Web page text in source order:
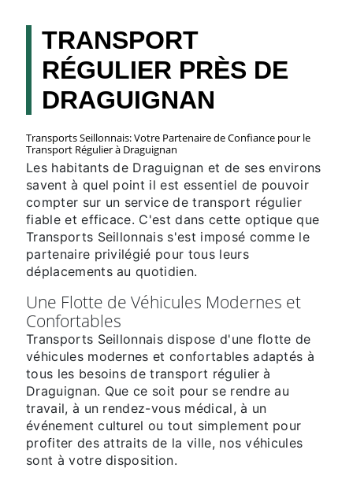
TRANSPORT
RÉGULIER PRÈS DE
DRAGUIGNAN
Transports Seillonnais: Votre Partenaire de Confiance pour le
Transport Régulier à Draguignan
Les habitants de Draguignan et de ses environs
savent à quel point il est essentiel de pouvoir
compter sur un service de transport régulier
fiable et efficace. C'est dans cette optique que
Transports Seillonnais s'est imposé comme le
partenaire privilégié pour tous leurs
déplacements au quotidien.
Une Flotte de Véhicules Modernes et
Confortables
Transports Seillonnais dispose d'une flotte de
véhicules modernes et confortables adaptés à
tous les besoins de transport régulier à
Draguignan. Que ce soit pour se rendre au
travail, à un rendez-vous médical, à un
événement culturel ou tout simplement pour
profiter des attraits de la ville, nos véhicules
sont à votre disposition.